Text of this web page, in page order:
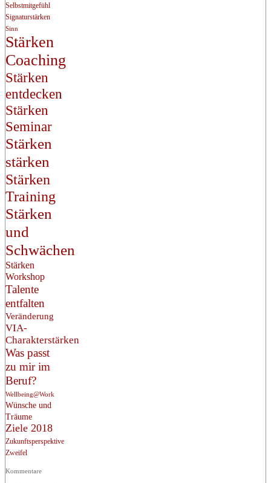
Selbstmitgefühl
Signaturstärken
Sinn
Stärken
Coaching
Stärken
entdecken
Stärken
Seminar
Stärken
stärken
Stärken
Training
Stärken
und
Schwächen
Stärken
Workshop
Talente
entfalten
Veränderung
VIA-
Charakterstärken
Was passt
zu mir im
Beruf?
Wellbeing@Work
Wünsche und
Träume
Ziele 2018
Zukunftsperspektive
Zweifel
Kommentare